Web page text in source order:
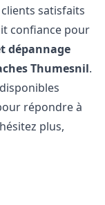
satisfaits
confiance pour
dépannage
Thumesnil.
répondre à
plus,